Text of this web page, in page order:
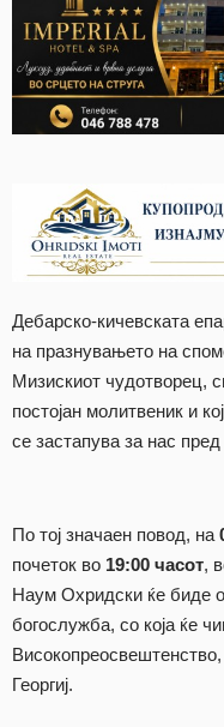
Дебарско-кичевската
на празнувањето на
Мизискиот чудотворец,
постојан молитвеник и
се застапува за нас
По тој значаен повод, на
почеток во 19:00 часот,
Наум Охридски ќе биде
богослужба, со која ќе
Георгиј.